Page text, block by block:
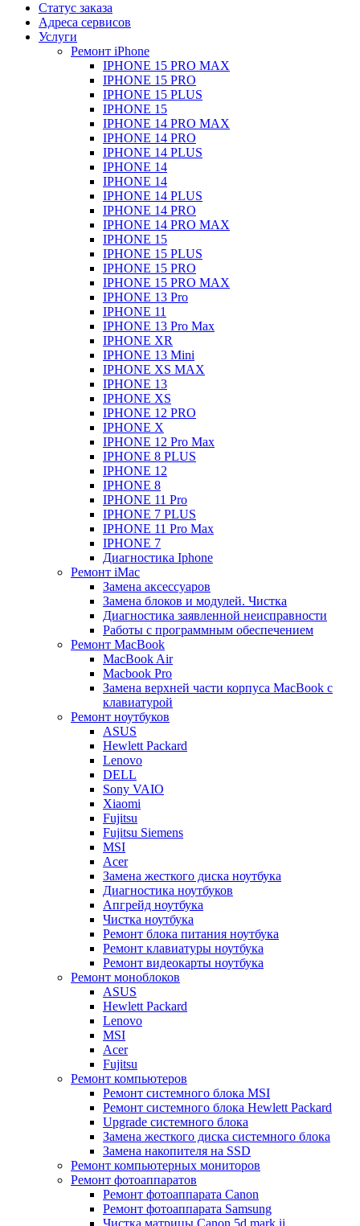
Статус заказа
Адреса сервисов
Услуги
Ремонт iPhone
IPHONE 15 PRO MAX
IPHONE 15 PRO
IPHONE 15 PLUS
IPHONE 15
IPHONE 14 PRO MAX
IPHONE 14 PRO
IPHONE 14 PLUS
IPHONE 14
IPHONE 14
IPHONE 14 PLUS
IPHONE 14 PRO
IPHONE 14 PRO MAX
IPHONE 15
IPHONE 15 PLUS
IPHONE 15 PRO
IPHONE 15 PRO MAX
IPHONE 13 Pro
IPHONE 11
IPHONE 13 Pro Max
IPHONE XR
IPHONE 13 Mini
IPHONE XS MAX
IPHONE 13
IPHONE XS
IPHONE 12 PRO
IPHONE X
IPHONE 12 Pro Max
IPHONE 8 PLUS
IPHONE 12
IPHONE 8
IPHONE 11 Pro
IPHONE 7 PLUS
IPHONE 11 Pro Max
IPHONE 7
Диагностика Iphone
Ремонт iMac
Замена аксессуаров
Замена блоков и модулей. Чистка
Диагностика заявленной неисправности
Работы с программным обеспечением
Ремонт MacBook
MacBook Air
Macbook Pro
Замена верхней части корпуса MacBook с
клавиатурой
Ремонт ноутбуков
ASUS
Hewlett Packard
Lenovo
DELL
Sony VAIO
Xiaomi
Fujitsu
Fujitsu Siemens
MSI
Acer
Замена жесткого диска ноутбука
Диагностика ноутбуков
Апгрейд ноутбука
Чистка ноутбука
Ремонт блока питания ноутбука
Ремонт клавиатуры ноутбука
Ремонт видеокарты ноутбука
Ремонт моноблоков
ASUS
Hewlett Packard
Lenovo
MSI
Acer
Fujitsu
Ремонт компьютеров
Ремонт системного блока MSI
Ремонт системного блока Hewlett Packard
Upgrade системного блока
Замена жесткого диска системного блока
Замена накопителя на SSD
Ремонт компьютерных мониторов
Ремонт фотоаппаратов
Ремонт фотоаппарата Canon
Ремонт фотоаппарата Samsung
Чистка матрицы Canon 5d mark ii